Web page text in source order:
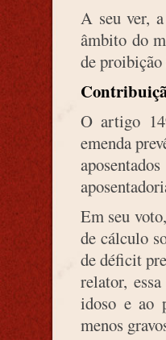
A seu ver,
âmbito do
de
O artigo
emenda
Em seu
de cálculo
de déficit
relator,
idoso e ao
menos